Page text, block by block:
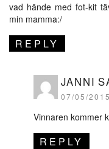
vad hände med fot-kit
min mamma:/
REPLY
JANNI
07/05/
Vinnaren kommer
REPLY